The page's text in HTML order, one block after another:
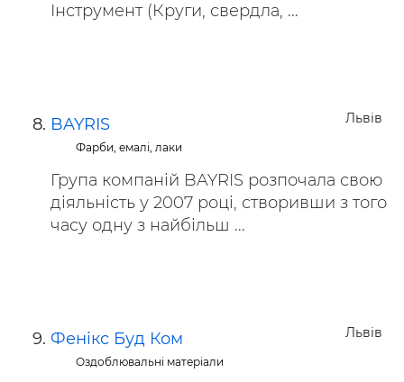
Інструмент (Круги, свердла, ...
Львів
BAYRIS
Фарби, емалі, лаки
Група компаній BAYRIS розпочала свою
діяльність у 2007 році, створивши з того
часу одну з найбільш ...
Львів
Фенікс Буд Ком
Оздоблювальні матеріали